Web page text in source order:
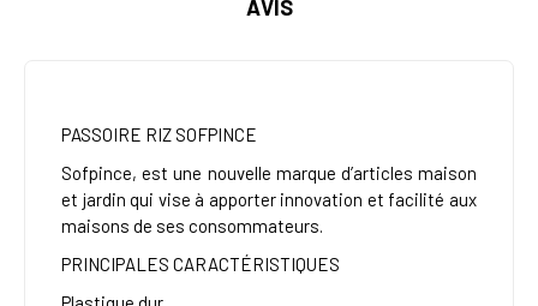
AVIS
PASSOIRE RIZ SOFPINCE
Sofpince, est une nouvelle marque d’articles maison
et jardin qui vise à apporter innovation et facilité aux
maisons de ses consommateurs.
PRINCIPALES CARACTÉRISTIQUES